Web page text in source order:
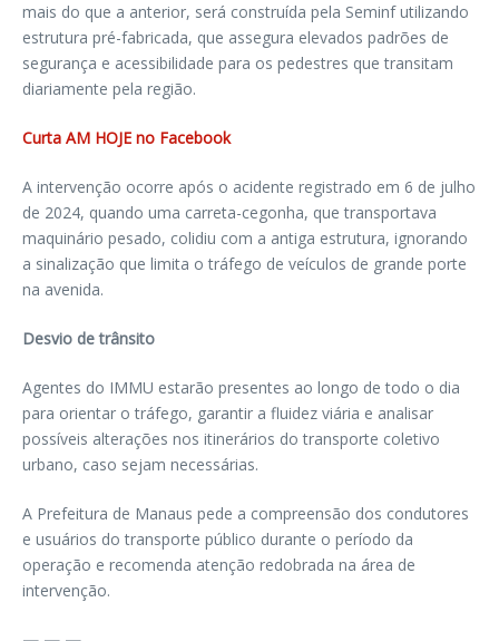
mais do que a anterior, será construída pela Seminf utilizando
estrutura pré-fabricada, que assegura elevados padrões de
segurança e acessibilidade para os pedestres que transitam
diariamente pela região.
Curta AM HOJE no Facebook
A intervenção ocorre após o acidente registrado em 6 de julho
de 2024, quando uma carreta-cegonha, que transportava
maquinário pesado, colidiu com a antiga estrutura, ignorando
a sinalização que limita o tráfego de veículos de grande porte
na avenida.
Desvio de trânsito
Agentes do IMMU estarão presentes ao longo de todo o dia
para orientar o tráfego, garantir a fluidez viária e analisar
possíveis alterações nos itinerários do transporte coletivo
urbano, caso sejam necessárias.
A Prefeitura de Manaus pede a compreensão dos condutores
e usuários do transporte público durante o período da
operação e recomenda atenção redobrada na área de
intervenção.